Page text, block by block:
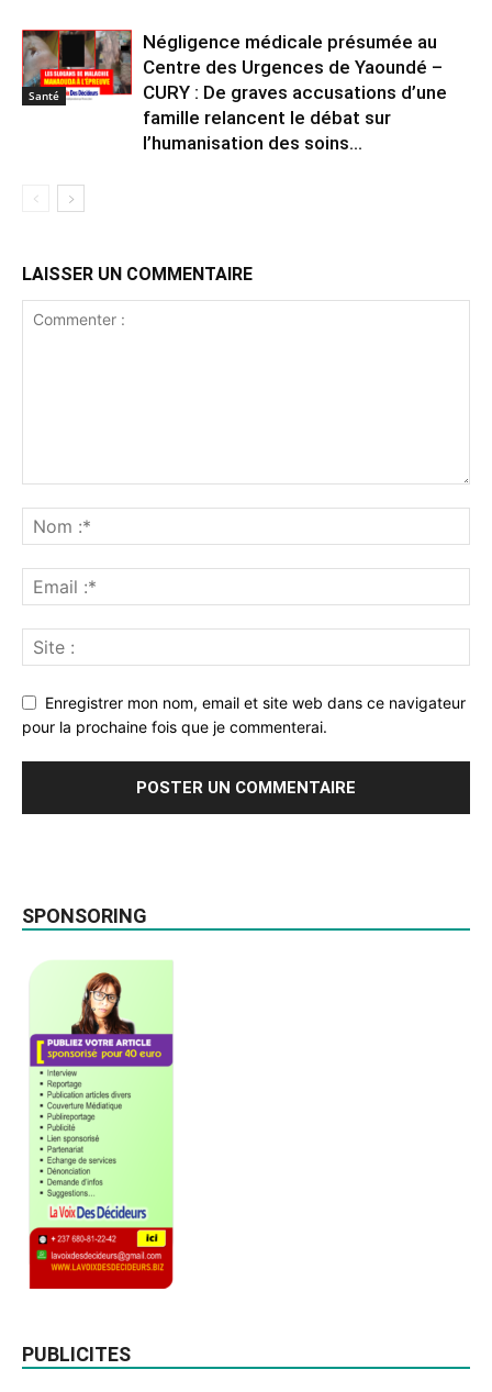
Santé
Négligence médicale présumée au
Centre des Urgences de Yaoundé –
CURY : De graves accusations d’une
famille relancent le débat sur
l’humanisation des soins...
LAISSER UN COMMENTAIRE
Enregistrer mon nom, email et site web dans ce navigateur
pour la prochaine fois que je commenterai.
SPONSORING
PUBLICITES